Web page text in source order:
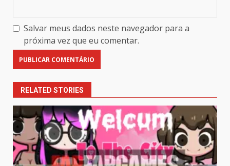
Salvar meus dados neste navegador para a
próxima vez que eu comentar.
RELATED STORIES